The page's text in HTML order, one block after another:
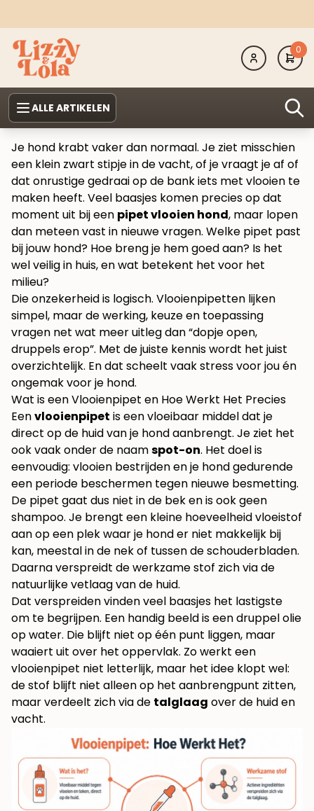
0
ALLE ARTIKELEN
Je hond krabt vaker dan normaal. Je ziet misschien
een klein zwart stipje in de vacht, of je vraagt je af of
dat onrustige gedraai op de bank iets met vlooien te
maken heeft. Veel baasjes komen precies op dat
moment uit bij een pipet vlooien hond, maar lopen
dan meteen vast in nieuwe vragen. Welke pipet past
bij jouw hond? Hoe breng je hem goed aan? Is het
wel veilig in huis, en wat betekent het voor het
milieu?
Die onzekerheid is logisch. Vlooienpipetten lijken
simpel, maar de werking, keuze en toepassing
vragen net wat meer uitleg dan “dopje open,
druppels erop”. Met de juiste kennis wordt het juist
overzichtelijk. En dat scheelt vaak stress voor jou én
ongemak voor je hond.
Wat is een Vlooienpipet en Hoe Werkt Het Precies
Eenvlooienpipet is een vloeibaar middel dat je
direct op de huid van je hond aanbrengt. Je ziet het
ook vaak onder de naamspot-on. Het doel is
eenvoudig: vlooien bestrijden en je hond gedurende
een periode beschermen tegen nieuwe besmetting.
De pipet gaat dus niet in de bek en is ook geen
shampoo. Je brengt een kleine hoeveelheid vloeistof
aan op een plek waar je hond er niet makkelijk bij
kan, meestal in de nek of tussen de schouderbladen.
Daarna verspreidt de werkzame stof zich via de
natuurlijke vetlaag van de huid.
Dat verspreiden vinden veel baasjes het lastigste
om te begrijpen. Een handig beeld is een druppel olie
op water. Die blijft niet op één punt liggen, maar
waaiert uit over het oppervlak. Zo werkt een
vlooienpipet niet letterlijk, maar het idee klopt wel:
de stof blijft niet alleen op het aanbrengpunt zitten,
maar verdeelt zich via de talglaag over de huid en
vacht.